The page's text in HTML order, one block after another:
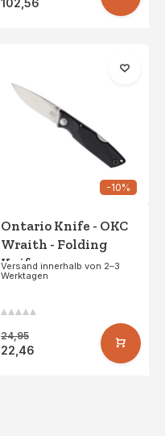
-10%
Ontario Knife - OKC
Wraith - Folding
Knife
Versand innerhalb von 2–3
Werktagen
24,95
22,46